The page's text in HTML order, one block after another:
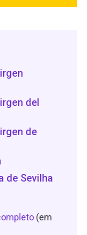
del
de
de Sevilha
(em